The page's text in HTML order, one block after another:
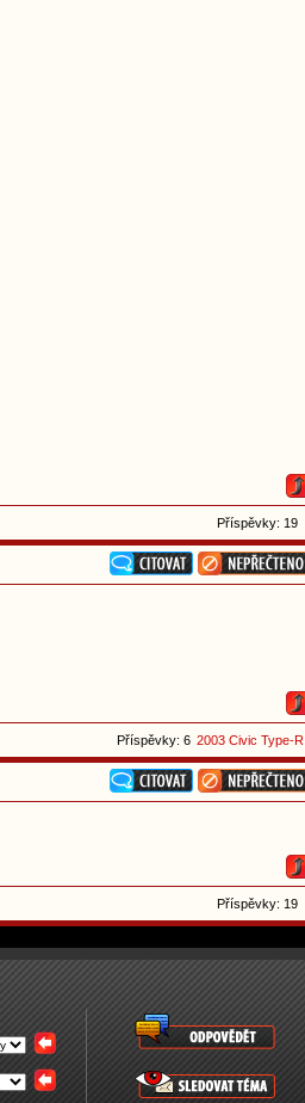
Příspěvky: 19
Příspěvky: 6 2003 Civic Type-R
Příspěvky: 19